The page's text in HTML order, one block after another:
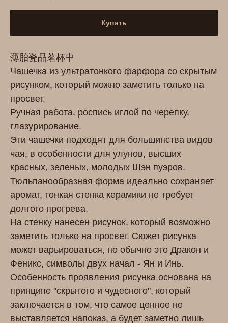
Купить
薄胎瓷品茗杯中
Чашечка из ультратонкого фарфора со скрытым
рисунком, который можно заметить только на
просвет.
Ручная работа, роспись иглой по черепку,
глазурирование.
Эти чашечки подходят для большинства видов
чая, в особенности для улунов, высших
красных, зеленых, молодых Шэн пуэров.
Тюльпанообразная форма идеально сохраняет
аромат, тонкая стенка керамики не требует
долгого прогрева.
На стенку нанесен рисунок, который возможно
заметить только на просвет. Сюжет рисунка
может варьироваться, но обычно это Дракон и
Феникс, символы двух начал - Ян и Инь.
Особенность проявления рисунка основана на
принципе "скрытого и чудесного", который
заключается в том, что самое ценное не
выставляется напоказ, а будет заметно лишь